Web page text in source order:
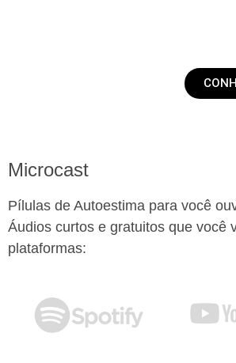
Microcast
Pílulas de Autoestima para você
Áudios curtos e gratuitos que você
plataformas: